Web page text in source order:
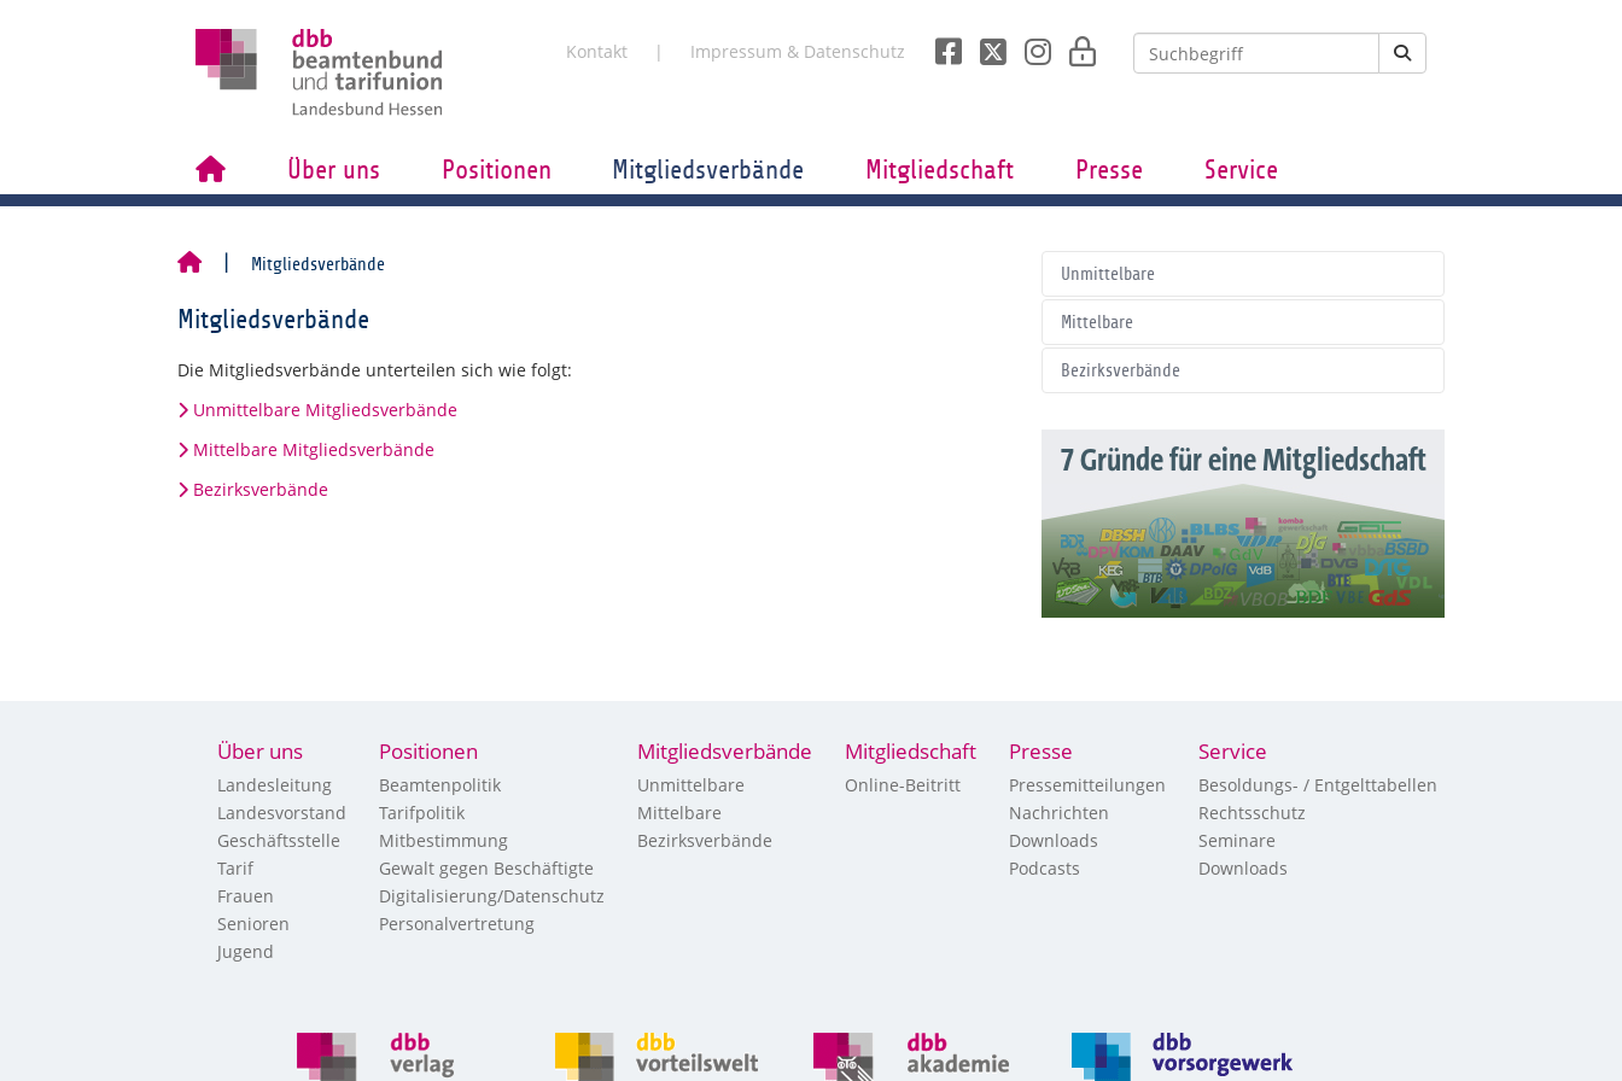
Kontakt Impressum & Datenschutz
Über uns Positionen Mitgliedsverbände Mitgliedschaft Presse Service
Mitgliedsverbände
Mitgliedsverbände
Die Mitgliedsverbände unterteilen sich wie folgt:
Unmittelbare Mitgliedsverbände
Mittelbare Mitgliedsverbände
Bezirksverbände
Unmittelbare
Mittelbare
Bezirksverbände
7 Gründe für eine Mitgliedschaft
Über uns
Landesleitung
Landesvorstand
Geschäftsstelle
Tarif
Frauen
Senioren
Jugend
Positionen
Beamtenpolitik
Tarifpolitik
Mitbestimmung
Gewalt gegen Beschäftigte
Digitalisierung/Datenschutz
Personalvertretung
Mitgliedsverbände
Unmittelbare
Mittelbare
Bezirksverbände
Mitgliedschaft
Online-Beitritt
Presse
Pressemitteilungen
Nachrichten
Downloads
Podcasts
Service
Besoldungs- / Entgelttabellen
Rechtsschutz
Seminare
Downloads